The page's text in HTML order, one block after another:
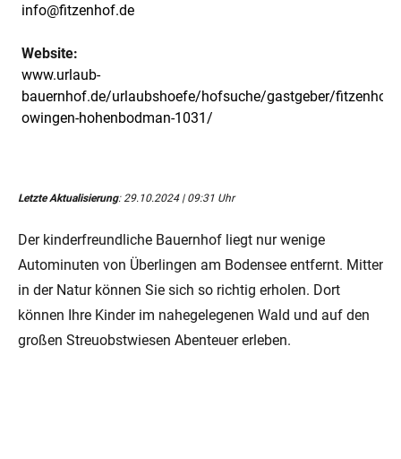
info@fitzenhof.de
Website:
www.urlaub-
bauernhof.de/urlaubshoefe/hofsuche/gastgeber/fitzenhof-
owingen-hohenbodman-1031/
Letzte Aktualisierung: 29.10.2024 | 09:31 Uhr
Der kinderfreundliche Bauernhof liegt nur wenige
Autominuten von Überlingen am Bodensee entfernt. Mitten
in der Natur können Sie sich so richtig erholen. Dort
können Ihre Kinder im nahegelegenen Wald und auf den
großen Streuobstwiesen Abenteuer erleben.